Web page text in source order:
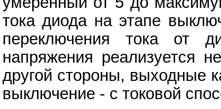
тока диода на этапе
переключения тока от
напряжения реализуется
другой стороны, выходные
выключение - с токовой